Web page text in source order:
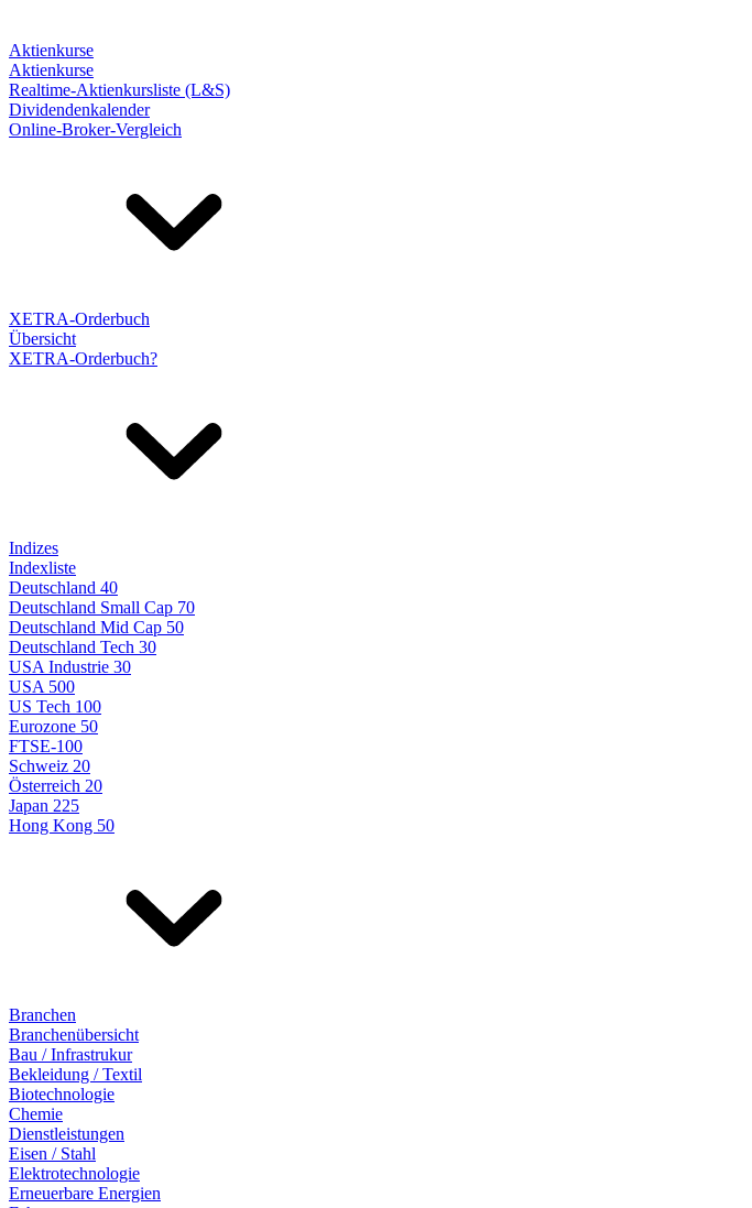
Aktienkurse
Aktienkurse
Realtime-Aktienkursliste (L&S)
Dividendenkalender
Online-Broker-Vergleich
XETRA-Orderbuch
Übersicht
XETRA-Orderbuch?
Indizes
Indexliste
Deutschland 40
Deutschland Small Cap 70
Deutschland Mid Cap 50
Deutschland Tech 30
USA Industrie 30
USA 500
US Tech 100
Eurozone 50
FTSE-100
Schweiz 20
Österreich 20
Japan 225
Hong Kong 50
Branchen
Branchenübersicht
Bau / Infrastrukur
Bekleidung / Textil
Biotechnologie
Chemie
Dienstleistungen
Eisen / Stahl
Elektrotechnologie
Erneuerbare Energien